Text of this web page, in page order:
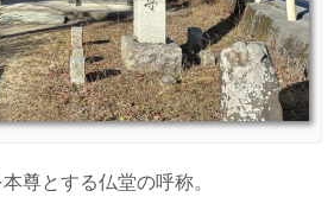
本尊とする仏堂の呼称。